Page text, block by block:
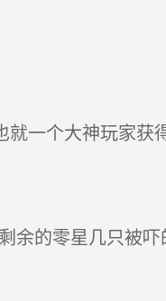
一个大神玩家获
的零星几只被吓